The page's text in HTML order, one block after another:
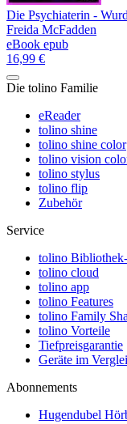
Die Psychiaterin -
Freida McFadden
eBook epub
16,99 €
Die tolino Familie
eReader
tolino shine
tolino shine color
tolino vision
tolino stylus
tolino flip
Zubehör
Service
tolino
tolino cloud
tolino app
tolino Features
tolino Family
tolino Vorteile
Tiefpreisgarantie
Geräte im
Abonnements
Hugendubel